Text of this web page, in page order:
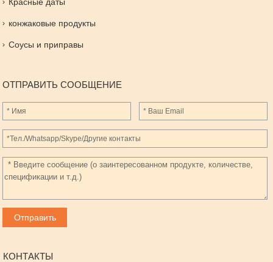
конжаковые продукты
Соусы и приправы
ОТПРАВИТЬ СООБЩЕНИЕ
КОНТАКТЫ